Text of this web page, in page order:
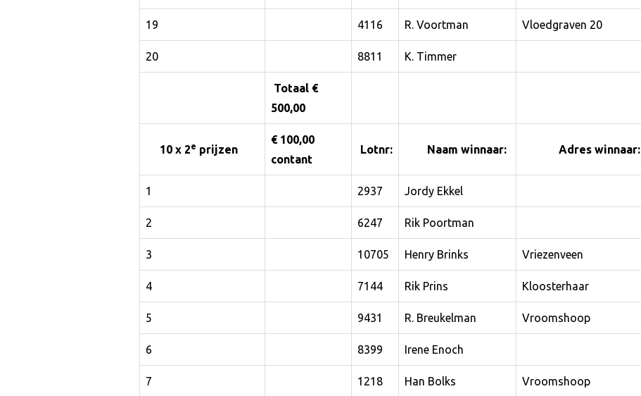
19 4116 R. Voortman Vloedgraven 20
20 8811 K. Timmer
Totaal €
500,00
10 x 2e prijzen
€ 100,00
contant
Lotnr: Naam winnaar: Adres winnaar:
1 2937 Jordy Ekkel
2 6247 Rik Poortman
3 10705 Henry Brinks Vriezenveen
4 7144 Rik Prins Kloosterhaar
5 9431 R. Breukelman Vroomshoop
6 8399 Irene Enoch
7 1218 Han Bolks Vroomshoop